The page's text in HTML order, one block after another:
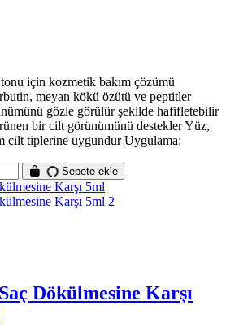
için kozmetik bakım çözümü
meyan kökü özütü ve peptitler
gözle görülür şekilde hafifletebilir
bir cilt görünümünü destekler Yüz,
cilt tiplerine uygundur Uygulama:
Sepete ekle
Dökülmesine Karşı